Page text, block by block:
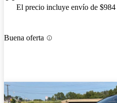
El precio incluye envío de $984
Buena oferta